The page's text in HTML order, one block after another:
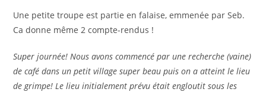
Une petite troupe est partie en falaise, emmenée par Seb.
Ca donne même 2 compte-rendus !
Super journée! Nous avons commencé par une recherche (vaine)
de café dans un petit village super beau puis on a atteint le lieu
de grimpe! Le lieu initialement prévu était engloutit sous les